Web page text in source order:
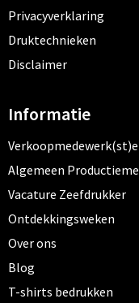
Privacyverklaring
Druktechnieken
Disclaimer
Informatie
Algemeen
Vacature Zeefdrukker
Ontdekkingsweken
Over ons
Blog
T-shirts bedrukken